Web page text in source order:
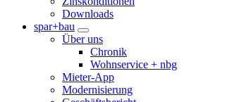
Downloads
spar+bau
Über uns
Chronik
Wohnservice + nbg
Mieter-App
Modernisierung